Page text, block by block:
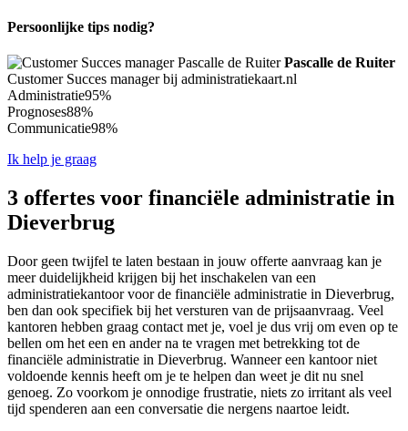
Persoonlijke tips nodig?
Pascalle de Ruiter
Customer Succes manager bij administratiekaart.nl
Administratie95%
Prognoses88%
Communicatie98%
Ik help je graag
3 offertes voor financiële administratie in
Dieverbrug
Door geen twijfel te laten bestaan in jouw offerte aanvraag kan je
meer duidelijkheid krijgen bij het inschakelen van een
administratiekantoor voor de financiële administratie in Dieverbrug,
ben dan ook specifiek bij het versturen van de prijsaanvraag. Veel
kantoren hebben graag contact met je, voel je dus vrij om even op te
bellen om het een en ander na te vragen met betrekking tot de
financiële administratie in Dieverbrug. Wanneer een kantoor niet
voldoende kennis heeft om je te helpen dan weet je dit nu snel
genoeg. Zo voorkom je onnodige frustratie, niets zo irritant als veel
tijd spenderen aan een conversatie die nergens naartoe leidt.